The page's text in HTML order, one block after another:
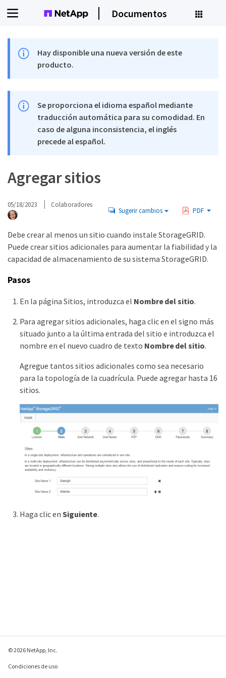
Documentos
Hay disponible una nueva versión de este
producto.
Se proporciona el idioma español mediante
traducción automática para su comodidad. En
caso de alguna inconsistencia, el inglés
precede al español.
Agregar sitios
05/18/2023 Colaboradores
Sugerir cambios PDF
Debe crear al menos un sitio cuando instale StorageGRID.
Puede crear sitios adicionales para aumentar la fiabilidad y la
capacidad de almacenamiento de su sistema StorageGRID.
Pasos
En la página Sitios, introduzca el Nombre del sitio.
Para agregar sitios adicionales, haga clic en el signo más
situado junto a la última entrada del sitio e introduzca el
nombre en el nuevo cuadro de texto Nombre del sitio.
Agregue tantos sitios adicionales como sea necesario
para la topología de la cuadrícula. Puede agregar hasta 16
sitios.
Haga clic en Siguiente.
© 2026 NetApp, Inc.
Condiciones de uso